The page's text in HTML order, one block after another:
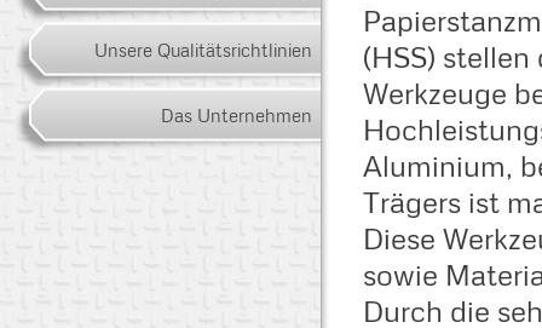
Unsere Qualitätsrichtlinien
Das Unternehmen
(HSS)
Werkzeuge
Aluminium,
Trägers ist
Diese
sowie
Durch die